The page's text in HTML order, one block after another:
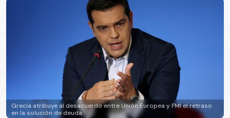
Grecia atribuye al desacuerdo entre Unión Europea y FMI el retraso
en la solución de deuda